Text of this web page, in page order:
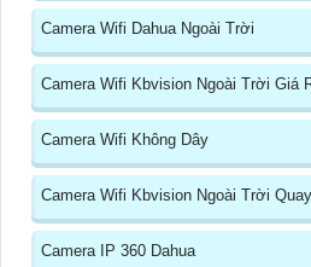
Camera Wifi Dahua Ngoài Trời
Camera Wifi Kbvision Ngoài Trời Giá
Camera Wifi Không Dây
Camera Wifi Kbvision Ngoài Trời
Camera IP 360 Dahua